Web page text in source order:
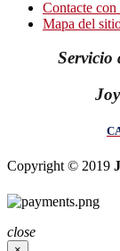
Contacte con
Mapa del
Servicio
Copyright © 2019
close